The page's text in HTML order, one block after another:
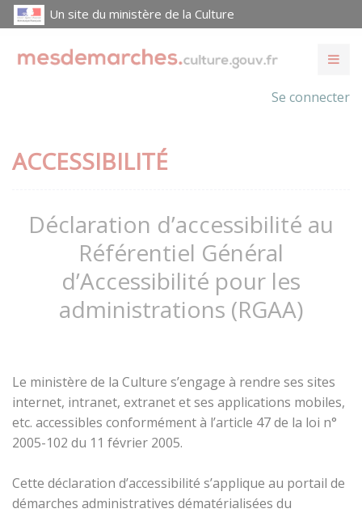
Un site du ministère de la Culture
Se connecter
ACCESSIBILITÉ
Déclaration d’accessibilité au
Référentiel Général
d’Accessibilité pour les
administrations (RGAA)
Le ministère de la Culture s’engage à rendre ses sites
internet, intranet, extranet et ses applications mobiles,
etc. accessibles conformément à l’article 47 de la loi n°
2005-102 du 11 février 2005.
Cette déclaration d’accessibilité s’applique au portail de
démarches administratives dématérialisées du